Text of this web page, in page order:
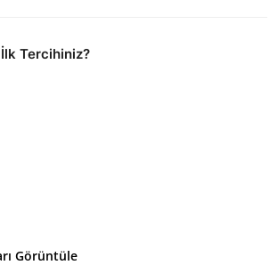
Tercihiniz?
Görüntüle